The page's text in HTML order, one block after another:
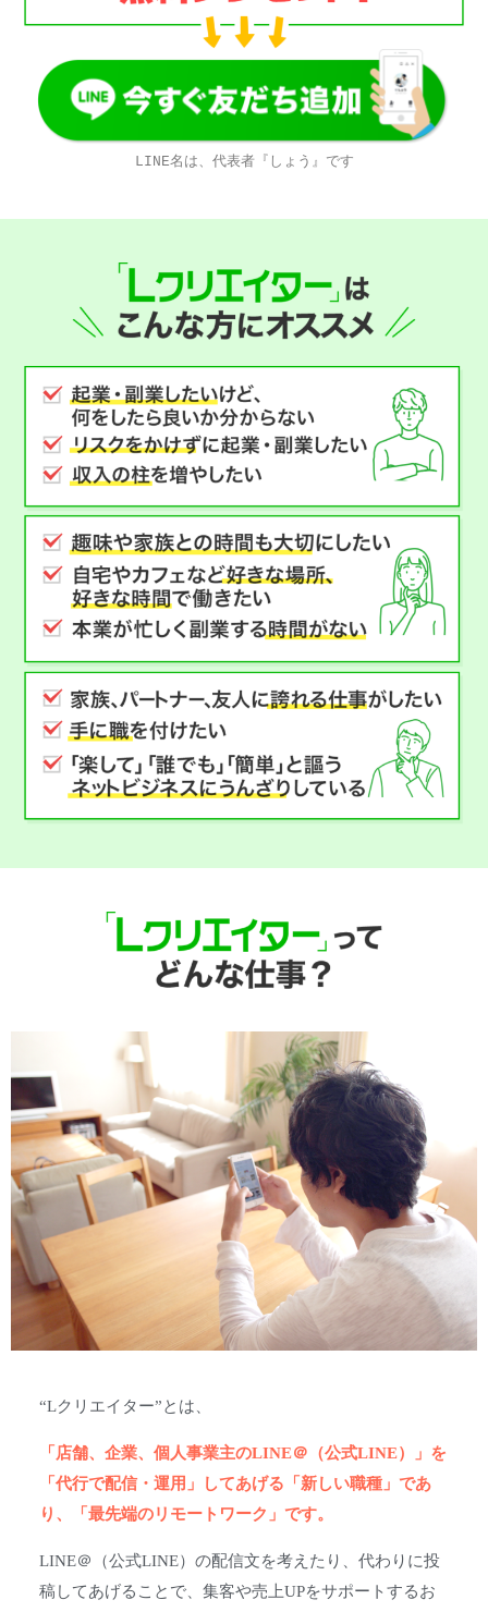
LINE名は、代表者『しょう』です
“Lクリエイター”とは、
「店舗、企業、個人事業主のLINE＠（公式LINE）」を
「代行で配信・運用」してあげる「新しい職種」であ
り、「最先端のリモートワーク」です。
LINE＠（公式LINE）の配信文を考えたり、代わりに投
稿してあげることで、集客や売上UPをサポートするお